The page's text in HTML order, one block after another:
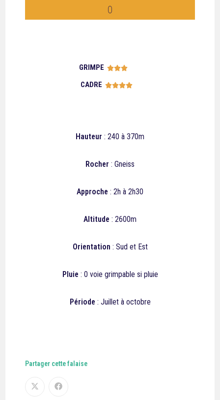
0
GRIMPE 
CADRE 
Hauteur : 240 à 370m
Rocher : Gneiss
Approche : 2h à 2h30
Altitude : 2600m
Orientation : Sud et Est
Pluie : 0 voie grimpable si pluie
Période : Juillet à octobre
Partager cette falaise